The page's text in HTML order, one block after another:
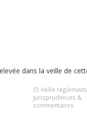
dans la veille de
Veille
Jurisprudences &
commentaires